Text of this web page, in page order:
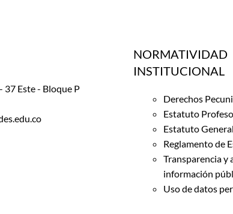
37 Este - Bloque P
NORMATIVIDAD
INSTITUCIONAL
Derechos
Estatuto
Estatuto General
Reglamento de
Transparencia y
información
Uso de datos